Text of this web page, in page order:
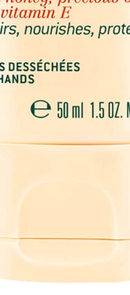
حمايتهما من شيخوخة الجلد
ناعمة وتستعيد الأظافر قوتها.
علاج الاظافر, خالي من البارابين